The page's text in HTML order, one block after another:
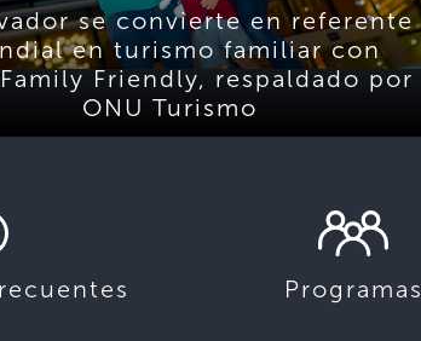
se convierte en referente
en turismo familiar con
Friendly, respaldado por
ONU Turismo
Programas